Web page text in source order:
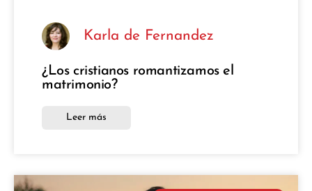
Karla de Fernandez
¿Los cristianos romantizamos el
matrimonio?
Leer más